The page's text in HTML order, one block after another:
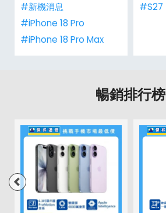
#新機消息
#iPhone 18 Pro
#iPhone 18 Pro Max
#S27
暢銷排行榜